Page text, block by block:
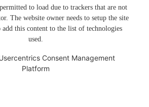
to load due to trackers that are not
The website owner needs to setup the site
this content to the list of technologies
used.
Consent Management
Platform